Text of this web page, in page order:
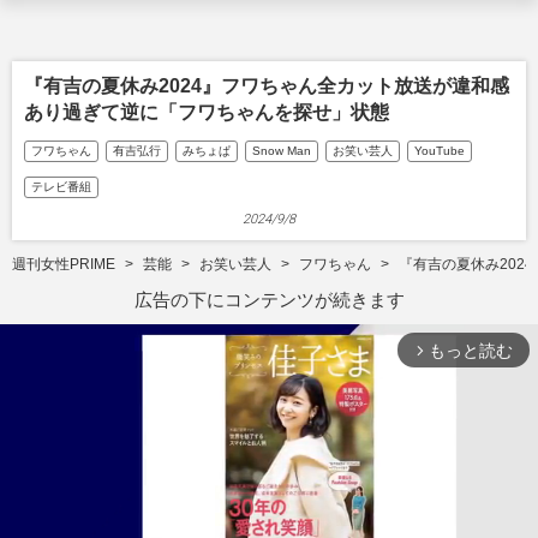
『有吉の夏休み2024』フワちゃん全カット放送が違和感
あり過ぎて逆に「フワちゃんを探せ」状態
フワちゃん 有吉弘行 みちょぱ Snow Man お笑い芸人 YouTube
テレビ番組
2024/9/8
週刊女性PRIME 芸能 お笑い芸人 フワちゃん 『有吉の夏休み
広告の下にコンテンツが続きます
arrow_forward_ios もっと読む